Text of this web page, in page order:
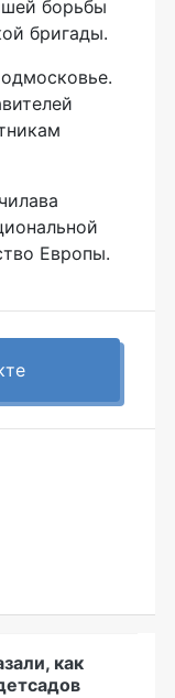
борьбы
бригады.
Европы.
как